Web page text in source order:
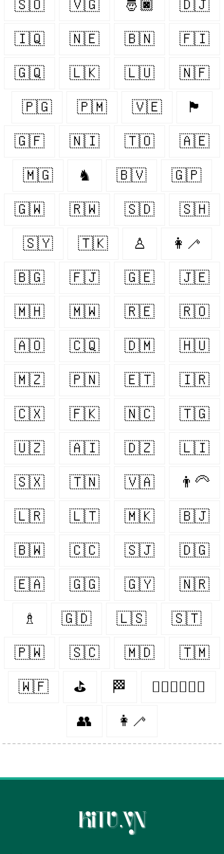
🇸🇴 🇻🇬 🤴🏿 🇩🇯
🇮🇶 🇳🇪 🇧🇳 🇫🇮
🇬🇶 🇱🇰 🇱🇺 🇳🇫
🇵🇬 🇵🇲 🇻🇪 🏴󠁧󠁢󠁷󠁬󠁳󠁿
🇬🇫 🇳🇮 🇹🇴 🇦🇪
🇲🇬 ♞ 🇧🇻 🇬🇵
🇬🇼 🇷🇼 🇸🇩 🇸🇭
🇸🇾 🇹🇰 ♙ 👩‍🦯
🇧🇬 🇫🇯 🇬🇪 🇯🇪
🇲🇭 🇲🇼 🇷🇪 🇷🇴
🇦🇴 🇨🇶 🇩🇲 🇭🇺
🇲🇿 🇵🇳 🇪🇹 🇮🇷
🇨🇽 🇫🇰 🇳🇨 🇹🇬
🇺🇿 🇦🇮 🇩🇿 🇱🇮
🇸🇽 🇹🇳 🇻🇦 👨‍🦳
🇱🇷 🇱🇹 🇲🇰 🇧🇯
🇧🇼 🇨🇨 🇸🇯 🇩🇬
🇪🇦 🇬🇬 🇬🇾 🇳🇷
♗ 🇬🇩 🇱🇸 🇸🇹
🇵🇼 🇸🇨 🇲🇩 🇹🇲
🇼🇫 ⛳️ 🏁 ♛⃝𝑲𝒊𝒏𝒈
👥 👩‍🦯️